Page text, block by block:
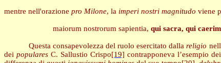
mentre nell'orazione pro Milone, la imperi nostri magnitudo viene
maiorum nostrorum sapientia,qui sacra, qui
Questa consapevolezza del ruolo esercitato dallareligio
dei popularesC. Sallustio Crispo[19] contrapponeva l’esempio dei